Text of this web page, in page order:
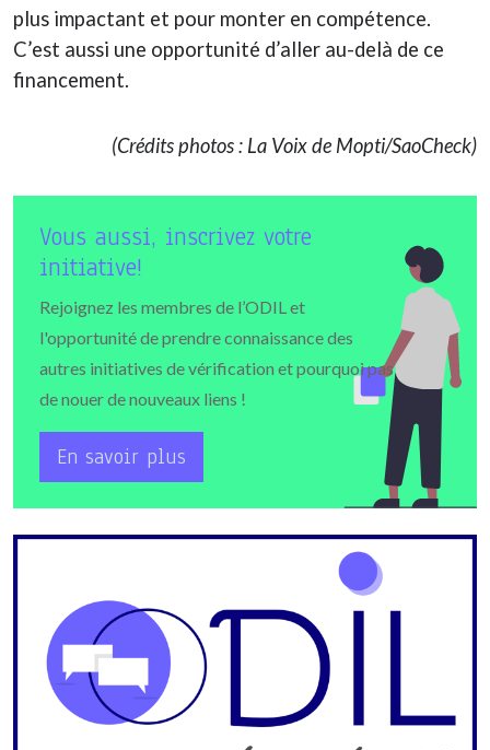
plus impactant et pour monter en compétence.
C’est aussi une opportunité d’aller au-delà de ce
financement.
(Crédits photos : La Voix de Mopti/SaoCheck)
Vous aussi, inscrivez votre
initiative!
Rejoignez les membres de l’ODIL et
l'opportunité de prendre connaissance des
autres initiatives de vérification et pourquoi pas
de nouer de nouveaux liens !
En savoir plus